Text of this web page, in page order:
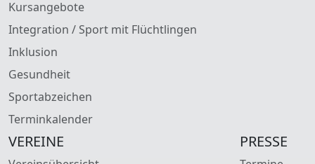
Kursangebote
Integration / Sport mit Flüchtlingen
Inklusion
Gesundheit
Sportabzeichen
Terminkalender
VEREINE PRESSE